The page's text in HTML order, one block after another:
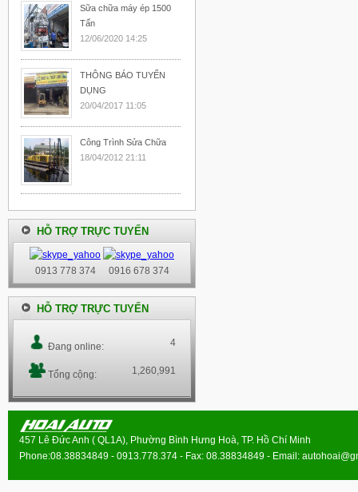
Sữa chữa máy ép 1500
Tấn
12/06/2020 14:25
THÔNG BÁO TUYỂN
DỤNG
20/04/2017 11:05
Công Trình Sửa Chữa
18/04/2012 21:11
HỖ TRỢ TRỰC TUYẾN
0913 778 374 0916 678 374
HỖ TRỢ TRỰC TUYẾN
Đang online: 4
Tổng cộng: 1,260,991
457 Lê Đức Anh ( QL1A), Phường Bình Hưng Hoà, TP. Hồ Chí Minh
Phone:08.38834849 - 0913.778.374 - Fax: 08.38834849 - Email: